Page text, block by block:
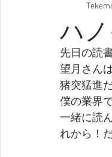
ハ
先日の読
望月さん
猪突猛進
僕の業界
一緒に読
れから！